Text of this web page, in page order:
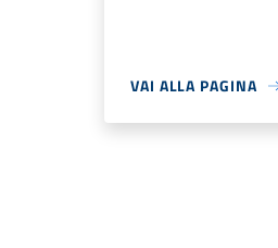
VAI ALLA PAGINA